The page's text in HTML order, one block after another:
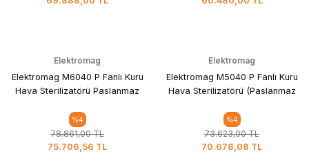
Elektromag
Elektromag M6040 P Fanlı Kuru
Hava Sterilizatörü Paslanmaz
%4
78.861,00 TL
75.706,56 TL
Elektromag
Elektromag M5040 P Fanlı Kuru
Hava Sterilizatörü (Paslanmaz
%4
73.623,00 TL
70.678,08 TL